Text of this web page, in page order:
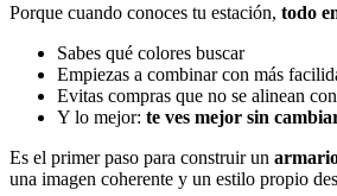
Porque cuando conoces tu estación, todo
Sabes qué colores buscar
Empiezas a combinar con más
Evitas compras que no se alinean
Y lo mejor: te ves mejor sin
Es el primer paso para construir un
una imagen coherente y un estilo propio